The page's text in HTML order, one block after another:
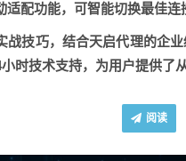
适配功能，可智能切换最佳连
战技巧，结合天启代理的企
时技术支持，为用户提供了
阅读